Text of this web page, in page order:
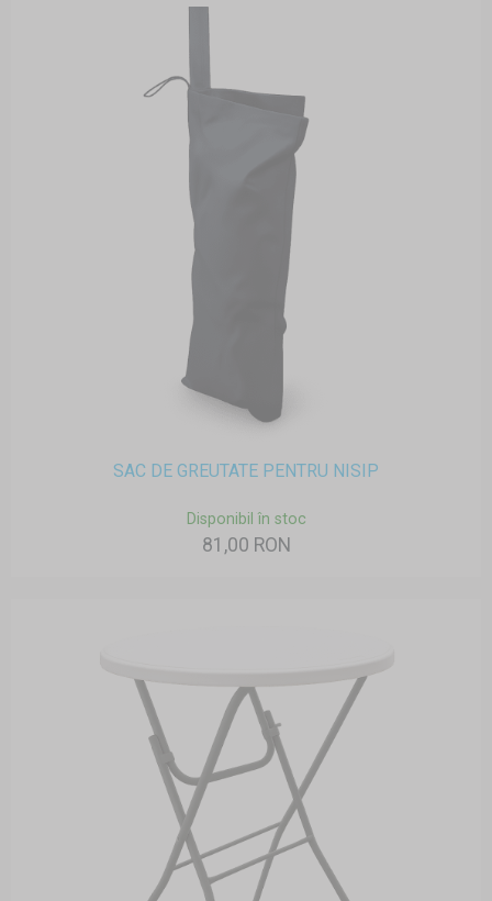
SAC DE GREUTATE PENTRU NISIP
Disponibil în stoc
81,00 RON